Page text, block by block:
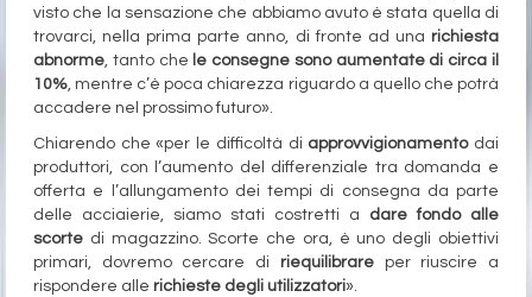
visto che la sensazione che abbiamo avuto è stata quella di
trovarci, nella prima parte anno, di fronte ad una richiesta
abnorme, tanto che le consegne sono aumentate di circa il
10%, mentre c’è poca chiarezza riguardo a quello che potrà
accadere nel prossimo futuro».
Chiarendo che «per le difficoltà di approvvigionamentodai
produttori, con l’aumento del differenziale tra domanda e
offerta e l’allungamento dei tempi di consegna da parte
delle acciaierie, siamo stati costretti a dare fondo alle
scorte di magazzino. Scorte che ora, è uno degli obiettivi
primari, dovremo cercare di riequilibrareper riuscire a
rispondere alle richieste degli utilizzatori».